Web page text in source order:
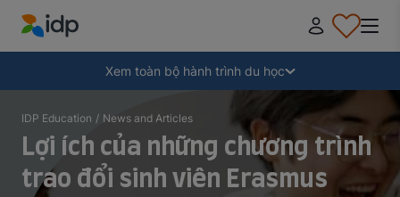
IDP Education
Xem toàn bộ hành trình du học
Tại sao nên đi du học?
Học ở đâu và học ngành gì?
Thu gọn
IDP Education / News and Articles
Lợi ích của những chương trình
trao đổi sinh viên Erasmus